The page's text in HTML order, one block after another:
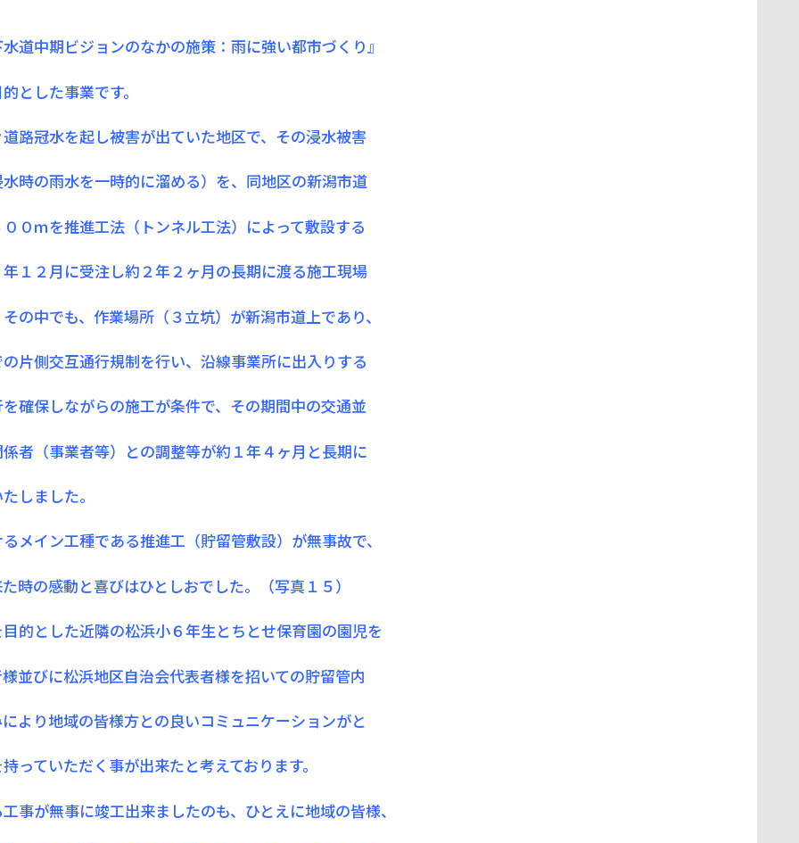
道中期ビジョンのなかの施策：雨に強い都市づくり』
とした事業です。
路冠水を起し被害が出ていた地区で、その浸水被害
時の雨水を一時的に溜める）を、同地区の新潟市道
０ｍを推進工法（トンネル工法）によって敷設する
１２月に受注し約２年２ヶ月の長期に渡る施工現場
の中でも、作業場所（３立坑）が新潟市道上であり、
片側交互通行規制を行い、沿線事業所に出入りする
確保しながらの施工が条件で、その期間中の交通並
者（事業者等）との調整等が約１年４ヶ月と長期に
しました。
メイン工種である推進工（貯留管敷設）が無事故で、
時の感動と喜びはひとしおでした。（写真１５）
的とした近隣の松浜小６年生とちとせ保育園の園児を
並びに松浜地区自治会代表者様を招いての貯留管内
より地域の皆様方との良いコミュニケーションがと
っていただく事が出来たと考えております。
事が無事に竣工出来ましたのも、ひとえに地域の皆様、